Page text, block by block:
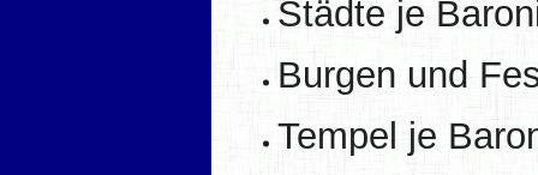
Städte je
Burgen und
Tempel je